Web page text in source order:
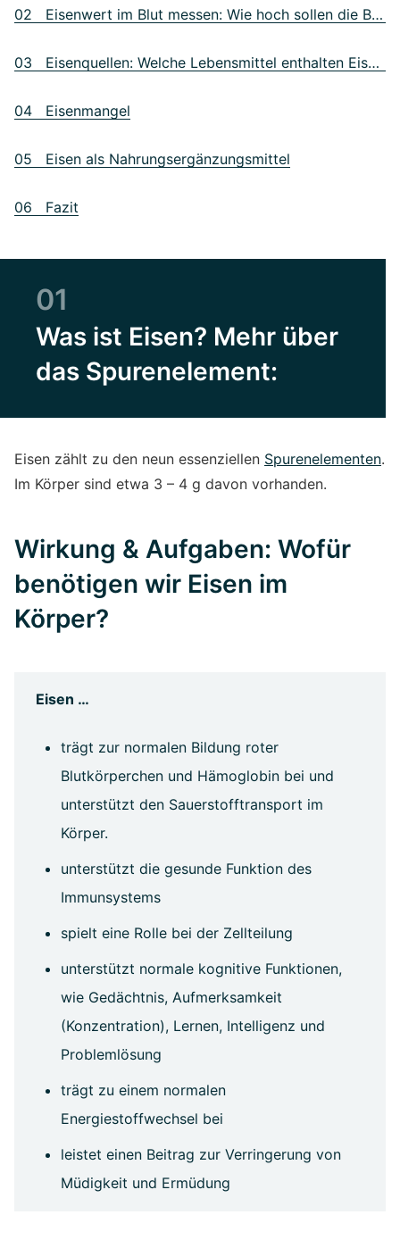
02 Eisenwert im Blut messen: Wie hoch sollen die Blutwerte sein?
03 Eisenquellen: Welche Lebensmittel enthalten Eisen?
04 Eisenmangel
05 Eisen als Nahrungsergänzungsmittel
06 Fazit
01
Was ist Eisen? Mehr über
das Spurenelement:
Eisen zählt zu den neun essenziellen Spurenelementen.
Im Körper sind etwa 3 – 4 g davon vorhanden.
Wirkung & Aufgaben: Wofür
benötigen wir Eisen im
Körper?
Eisen …
trägt zur normalen Bildung roter
Blutkörperchen und Hämoglobin bei und
unterstützt den Sauerstofftransport im
Körper.
unterstützt die gesunde Funktion des
Immunsystems
spielt eine Rolle bei der Zellteilung
unterstützt normale kognitive Funktionen,
wie Gedächtnis, Aufmerksamkeit
(Konzentration), Lernen, Intelligenz und
Problemlösung
trägt zu einem normalen
Energiestoffwechsel bei
leistet einen Beitrag zur Verringerung von
Müdigkeit und Ermüdung